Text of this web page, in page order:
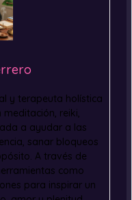
y terapeuta holística
meditación, reiki,
a ayudar a las
sanar bloqueos
A través de
como
para inspirar un